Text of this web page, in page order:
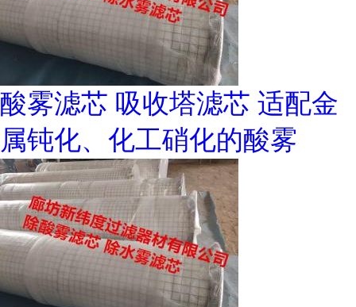
酸雾滤芯 吸收塔滤芯 适配金
属钝化、化工硝化的酸雾